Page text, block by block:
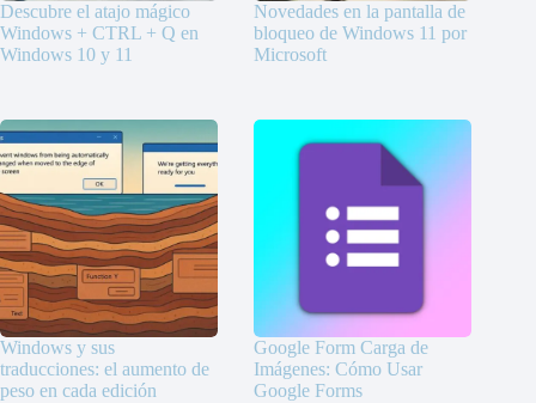
Descubre el atajo mágico
Windows + CTRL + Q en
Windows 10 y 11
Novedades en la pantalla de
bloqueo de Windows 11 por
Microsoft
Windows y sus
traducciones: el aumento de
peso en cada edición
Google Form Carga de
Imágenes: Cómo Usar
Google Forms